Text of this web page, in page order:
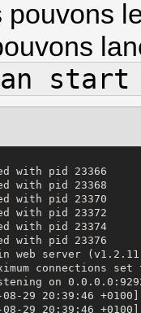
pouvons
start
with pid 23366
with pid 23368
with pid 23370
with pid 23372
with pid 23374
with pid 23376
server (v1.2.11
connections set
on
29 20:39:46
29 20:39:46